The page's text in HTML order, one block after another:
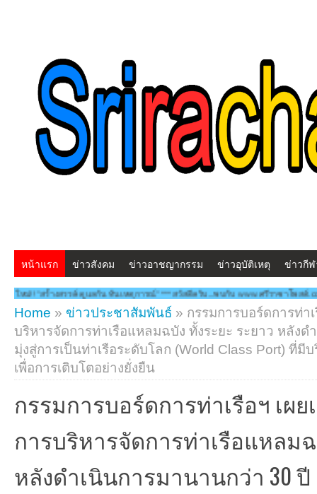
หน้าแรก ข่าวสังคม ข่าวอาชญากรรม ข่าวอุบัติเหตุ ข่าวกี
รณ์" ***สวัสดีครับ...พบกับ www.ศรีราชาโพสต์.com โฉมใหม่!! "สร้างสรรคฺ์ ดูแลกัน
Home » ข่าวประชาสัมพันธ์ » กรรมการบอร์ดการท่า
บริหารจัดการท่าเรือแหลมฉบัง ทั้งระยะ ระยาว หลังด
มุ่งสู่การเป็นท่าเรือระดับโลก (World Class Port) ที่มี
เพื่อการเติบโตอย่างยั่งยืน
กรรมการบอร์ดการท่าเรือฯ เผ
การบริหารจัดการท่าเรือแหลม
หลังดำเนินการมานานกว่า 30 ปี